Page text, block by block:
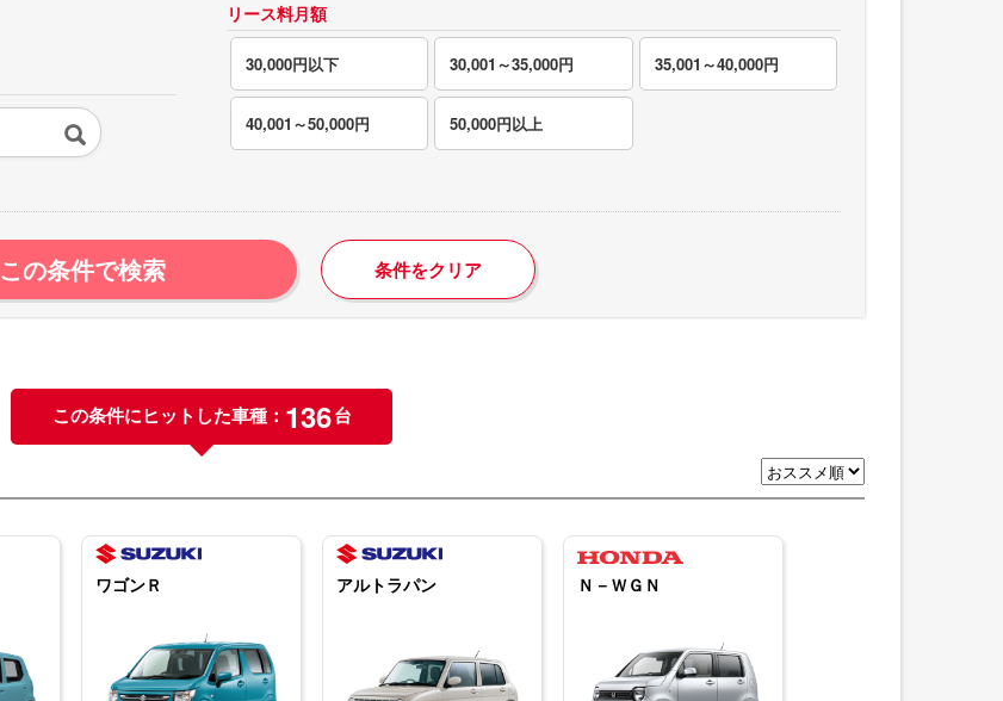
リース料月額
30,000円以下 30,001～35,000円 35,001～40,000円
40,001～50,000円 50,000円以上
この条件で検索 条件をクリア
この条件にヒットした車種： 136台
ワゴンＲ アルトラパン Ｎ－ＷＧＮ